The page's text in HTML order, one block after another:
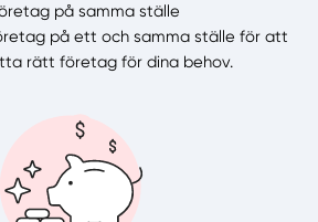
på samma ställe
på ett och samma ställe för att
rätt företag för dina behov.